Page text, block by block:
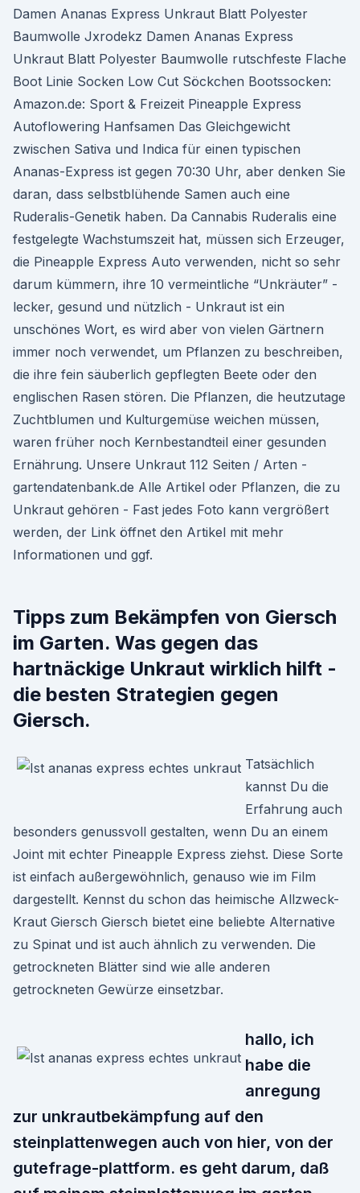
Damen Ananas Express Unkraut Blatt Polyester
Baumwolle Jxrodekz Damen Ananas Express
Unkraut Blatt Polyester Baumwolle rutschfeste Flache
Boot Linie Socken Low Cut Söckchen Bootssocken:
Amazon.de: Sport & Freizeit Pineapple Express
Autoflowering Hanfsamen Das Gleichgewicht
zwischen Sativa und Indica für einen typischen
Ananas-Express ist gegen 70:30 Uhr, aber denken Sie
daran, dass selbstblühende Samen auch eine
Ruderalis-Genetik haben. Da Cannabis Ruderalis eine
festgelegte Wachstumszeit hat, müssen sich Erzeuger,
die Pineapple Express Auto verwenden, nicht so sehr
darum kümmern, ihre 10 vermeintliche “Unkräuter” -
lecker, gesund und nützlich - Unkraut ist ein
unschönes Wort, es wird aber von vielen Gärtnern
immer noch verwendet, um Pflanzen zu beschreiben,
die ihre fein säuberlich gepflegten Beete oder den
englischen Rasen stören. Die Pflanzen, die heutzutage
Zuchtblumen und Kulturgemüse weichen müssen,
waren früher noch Kernbestandteil einer gesunden
Ernährung. Unsere Unkraut 112 Seiten / Arten -
gartendatenbank.de Alle Artikel oder Pflanzen, die zu
Unkraut gehören - Fast jedes Foto kann vergrößert
werden, der Link öffnet den Artikel mit mehr
Informationen und ggf.
Tipps zum Bekämpfen von Giersch
im Garten. Was gegen das
hartnäckige Unkraut wirklich hilft -
die besten Strategien gegen
Giersch.
Tatsächlich
kannst Du die
Erfahrung auch
besonders genussvoll gestalten, wenn Du an einem
Joint mit echter Pineapple Express ziehst. Diese Sorte
ist einfach außergewöhnlich, genauso wie im Film
dargestellt. Kennst du schon das heimische Allzweck-
Kraut Giersch Giersch bietet eine beliebte Alternative
zu Spinat und ist auch ähnlich zu verwenden. Die
getrockneten Blätter sind wie alle anderen
getrockneten Gewürze einsetzbar.
hallo, ich
habe die
anregung
zur unkrautbekämpfung auf den
steinplattenwegen auch von hier, von der
gutefrage-plattform. es geht darum, daß